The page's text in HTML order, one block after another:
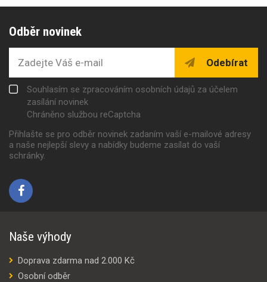
Odběr novinek
Odebírat
Souhlasím se zpracováním osobních údajů za účelem
zasílání novinek
Chráněno službou reCaptcha
Přihlašte se pro odběr novinek zadaním vaší e-mailové adresy
a naše nejlepší slevy a nabídky budeme zasílat do vaší
schránky.
Naše výhody
Doprava zdarma nad 2.000 Kč
Osobní odběr